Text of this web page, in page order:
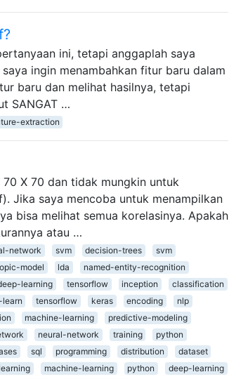
ini, tetapi anggaplah saya
ingin menambahkan fitur baru dalam
baru dan melihat hasilnya, tetapi
SANGAT …
extraction
X 70 dan tidak mungkin untuk
Jika saya mencoba untuk menampilkan
bisa melihat semua korelasinya. Apakah
atau …
network svm decision-trees
svm
model lda
named-entity-recognition
learning tensorflow inception
classification
tensorflow keras encoding
nlp
machine-learning
predictive-modeling
neural-network training
python
sql programming distribution
dataset
machine-learning python
deep-learning